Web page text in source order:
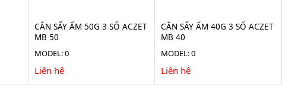
CÂN SẤY ẨM 50G 3 SỐ ACZET
MB 50
MODEL: 0
Liên hệ
CÂN SẤY ẨM 40G 3 SỐ ACZET
MB 40
MODEL: 0
Liên hệ